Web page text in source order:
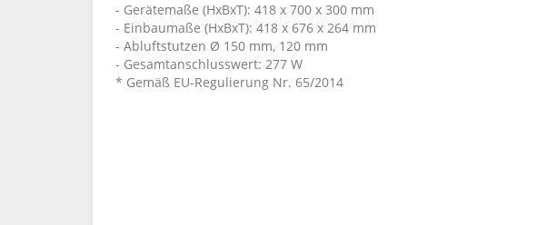
- Gerätemaße (HxBxT): 418 x 700 x 300 mm
- Einbaumaße (HxBxT): 418 x 676 x 264 mm
- Abluftstutzen Ø 150 mm, 120 mm
- Gesamtanschlusswert: 277 W
* Gemäß EU-Regulierung Nr. 65/2014